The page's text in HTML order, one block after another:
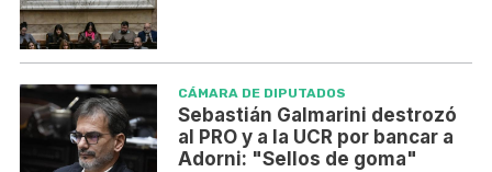
CÁMARA DE DIPUTADOS
Sebastián Galmarini destrozó
al PRO y a la UCR por bancar a
Adorni: "Sellos de goma"